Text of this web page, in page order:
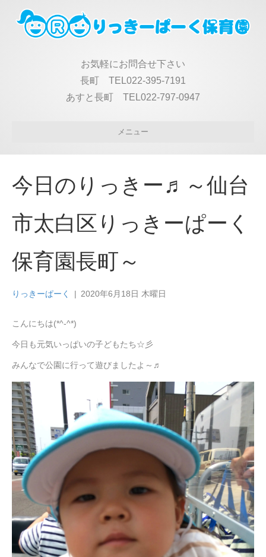
お気軽にお問合せ下さい
長町 TEL022-395-7191
あすと長町 TEL022-797-0947
メニュー
今日のりっきー♬～仙台
市太白区りっきーぱーく
保育園長町～
りっきーぱーく | 2020年6月18日 木曜日
こんにちは(*^-^*)
今日も元気いっぱいの子どもたち☆彡
みんなで公園に行って遊びましたよ～♬